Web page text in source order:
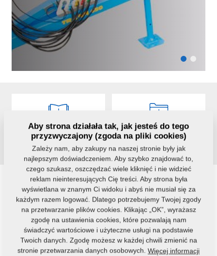
Katalog
produktów
Instrukcja
użytkowania
Kategorie
Części zamienne - maszyny rolnicze
FAN SHOP
Aby strona działała tak, jak jesteś do tego
przyzwyczajony (zgoda na pliki cookies)
Zależy nam, aby zakupy na naszej stronie były jak
najlepszym doświadczeniem. Aby szybko znajdować to,
czego szukasz, oszczędzać wiele kliknięć i nie widzieć
reklam nieinteresujących Cię treści. Aby strona była
wyświetlana w znanym Ci widoku i abyś nie musiał się za
każdym razem logować. Dlatego potrzebujemy Twojej zgody
na przetwarzanie plików cookies. Klikając „OK”, wyrażasz
zgodę na ustawienia cookies, które pozwalają nam
świadczyć wartościowe i użyteczne usługi na podstawie
Twoich danych. Zgodę możesz w każdej chwili zmienić na
stronie przetwarzania danych osobowych. Więcej informacji